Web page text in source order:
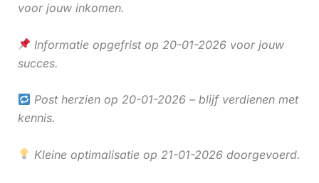
voor jouw inkomen.
Informatie opgefrist op 20-01-2026 voor jouw
succes.
Post herzien op 20-01-2026 – blijf verdienen met
kennis.
Kleine optimalisatie op 21-01-2026 doorgevoerd.